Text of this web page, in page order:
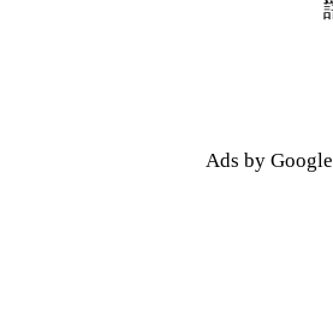
漢字検索
Ads by Google
漢字検索